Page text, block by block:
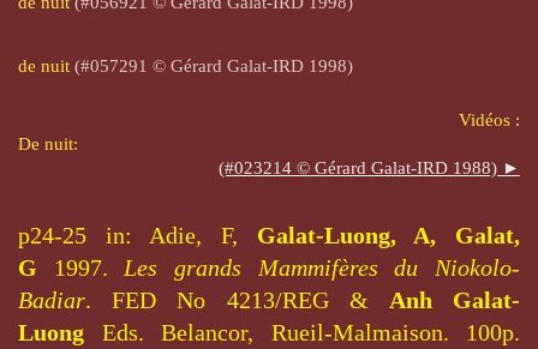
de nuit (#057291 © Gérard Galat-IRD 1998)
Vidéos :
De nuit:
(#023214 © Gérard Galat-IRD 1988) ►
p24-25 in: Adie, F, Galat-Luong, A, Galat,
G 1997. Les grands Mammifères du Niokolo-
Badiar.FED No 4213/REG & Anh Galat-
Luong Eds. Belancor, Rueil-Malmaison. 100p.